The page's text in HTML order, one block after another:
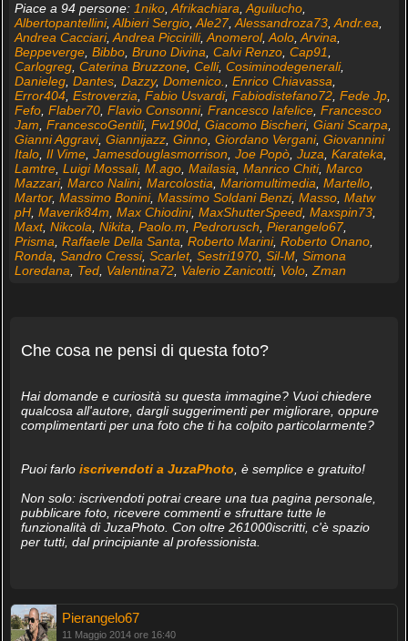
Piace a 94 persone: 1niko, Afrikachiara Aguilucho,
Albertopantellini, Albieri Sergio, Ale27, Alessandroza73, Andr.ea
Andrea Cacciari, Andrea Piccirilli, Anomerol, Aolo, Arvina
Beppeverge, Bibbo, Bruno Divina Calvi Renzo, Cap91
Carlogreg, Caterina Bruzzone, Celli, Cosiminodegenerali,
Danieleg, Dantes, Dazzy, Domenico. Enrico Chiavassa
Error404, Estroverzia Fabio Usvardi, Fabiodistefano72, Fede Jp,
Fefo, Flaber70, Flavio Consonni, Francesco Iafelice, Francesco
Jam FrancescoGentili, Fw190d, Giacomo Bischeri, Giani Scarpa
Gianni Aggravi, Giannijazz, Ginno, Giordano Vergani, Giovannini
Italo, Il Vime, Jamesdouglasmorrison Joe Popò, Juza Karateka
Lamtre, Luigi Mossali, M.ago, Mailasia Manrico Chiti, Marco
Mazzari, Marco Nalini, Marcolostia Mariomultimedia Martello,
Martor, Massimo Bonini, Massimo Soldani Benzi, Masso, Matw
pH, Maverik84m Max Chiodini, MaxShutterSpeed, Maxspin73,
Maxt, Nikcola Nikita Paolo.m Pedrorusch Pierangelo67,
Prisma Raffaele Della Santa Roberto Marini, Roberto Onano,
Ronda Sandro Cressi, Scarlet, Sestri1970, Sil-M, Simona
Loredana
Ted, Valentina72, Valerio Zanicotti, Volo, Zman
Che cosa ne pensi di questa foto?
Hai domande e curiosità su questa immagine? Vuoi chiedere
qualcosa all'autore, dargli suggerimenti per migliorare, oppure
complimentarti per una foto che ti ha colpito particolarmente?
Puoi farlo iscrivendoti a JuzaPhoto , è semplice e gratuito!
Non solo: iscrivendoti potrai creare una tua pagina personale,
pubblicare foto, ricevere commenti e sfruttare tutte le
funzionalità di JuzaPhoto. Con oltre 261000iscritti, c'è spazio
per tutti, dal principiante al professionista.
Pierangelo67
11 Maggio 2014 ore 16:40